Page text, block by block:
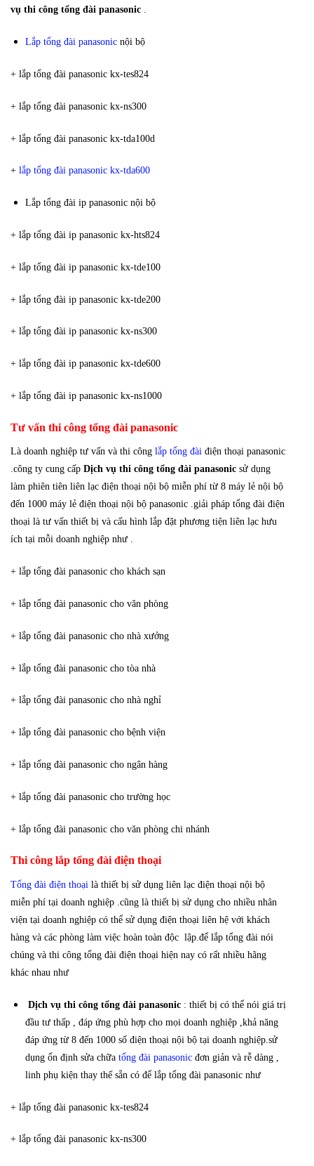
vụ thi công tổng đài panasonic .
Lắp tổng đài panasonicnội bộ
+ lắp tổng đài panasonic kx-tes824
+ lắp tổng đài panasonic kx-ns300
+ lắp tổng đài panasonic kx-tda100d
+ lắp tổng đài panasonic kx-tda600
Lắp tổng đài ip panasonic nội bộ
+ lắp tổng đài ip panasonic kx-hts824
+ lắp tổng đài ip panasonic kx-tde100
+ lắp tổng đài ip panasonic kx-tde200
+ lắp tổng đài ip panasonic kx-ns300
+ lắp tổng đài ip panasonic kx-tde600
+ lắp tổng đài ip panasonic kx-ns1000
Tư vấn thi công tổng đài panasonic
Là doanh nghiệp tư vấn và thi công lắp tổng đài điện thoại panasonic
.công ty cung cấp Dịch vụ thi công tổng đài panasonic sử dụng
làm phiên tiên liên lạc điện thoại nội bộ miễn phí từ 8 máy lẻ nội bộ
đến 1000 máy lẻ điện thoại nội bộ panasonic .giải pháp tổng đài điện
thoại là tư vấn thiết bị và cấu hình lắp đặt phương tiện liên lạc hưu
ích tại mỗi doanh nghiệp như .
+ lắp tổng đài panasonic cho khách sạn
+ lắp tổng đài panasonic cho văn phòng
+ lắp tổng đài panasonic cho nhà xưởng
+ lắp tổng đài panasonic cho tòa nhà
+ lắp tổng đài panasonic cho nhà nghỉ
+ lắp tổng đài panasonic cho bệnh viện
+ lắp tổng đài panasonic cho ngân hàng
+ lắp tổng đài panasonic cho trường học
+ lắp tổng đài panasonic cho văn phòng chi nhánh
Thi công lắp tổng đài điện thoại
Tổng đài điện thoại là thiết bị sử dụng liên lạc điện thoại nội bộ
miễn phí tại doanh nghiệp .cũng là thiết bị sử dụng cho nhiều nhân
viện tại doanh nghiệp có thể sử dụng điện thoại liên hệ với khách
hàng và các phòng làm việc hoàn toàn độc lập.để lắp tổng đài nói
chúng và thi công tổng đài điện thoại hiện nay có rất nhiều hãng
khác nhau như
Dịch vụ thi công tổng đài panasonic : thiết bị có thể nói giá trị
đầu tư thấp , đáp ứng phù hợp cho mọi doanh nghiệp ,khả năng
đáp ứng từ 8 đến 1000 số điện thoại nội bộ tại doanh nghiệp.sử
dụng ổn định sửa chữa tổng đài panasonicđơn giản và rễ dàng ,
linh phụ kiện thay thế sẵn có để lắp tổng đài panasonic như
+ lắp tổng đài panasonic kx-tes824
+ lắp tổng đài panasonic kx-ns300